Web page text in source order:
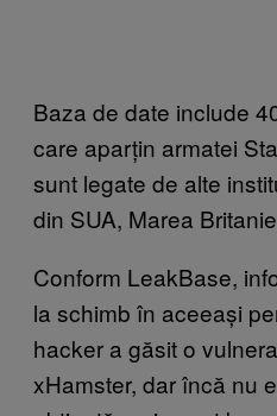
Baza de date include
care aparțin armatei
sunt legate de alte
din SUA, Marea
Conform LeakBase,
la schimb în aceeași
hacker a găsit o
xHamster, dar încă nu